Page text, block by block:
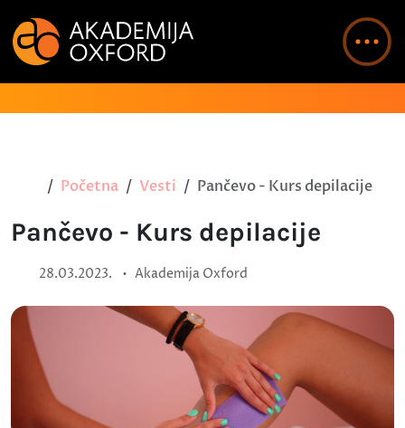
Početna Vesti Pančevo - Kurs depilacije
Pančevo - Kurs depilacije
28.03.2023. • Akademija Oxford